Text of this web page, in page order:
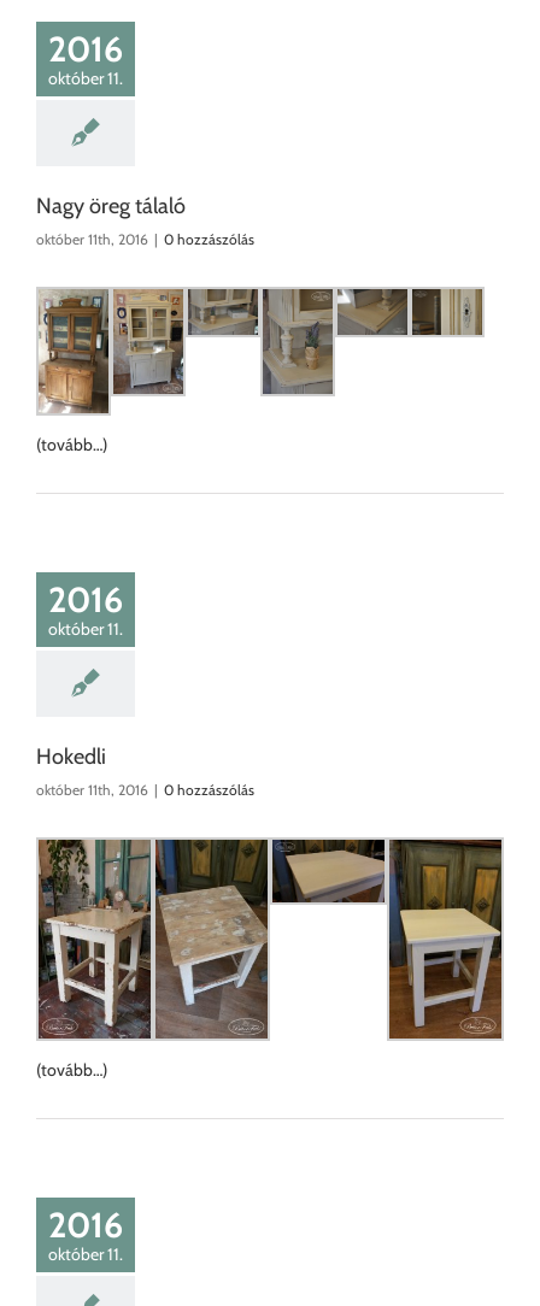
2016
október 11.
Nagy öreg tálaló
október 11th, 2016 | 0 hozzászólás
(tovább…)
2016
október 11.
Hokedli
október 11th, 2016 | 0 hozzászólás
(tovább…)
2016
október 11.